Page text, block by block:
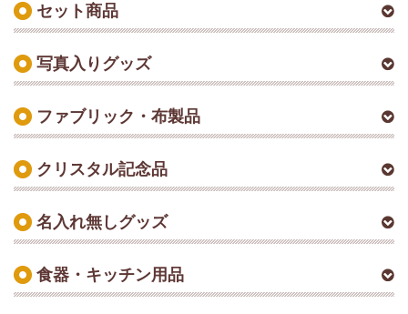
セット商品
写真入りグッズ
ファブリック・布製品
クリスタル記念品
名入れ無しグッズ
食器・キッチン用品